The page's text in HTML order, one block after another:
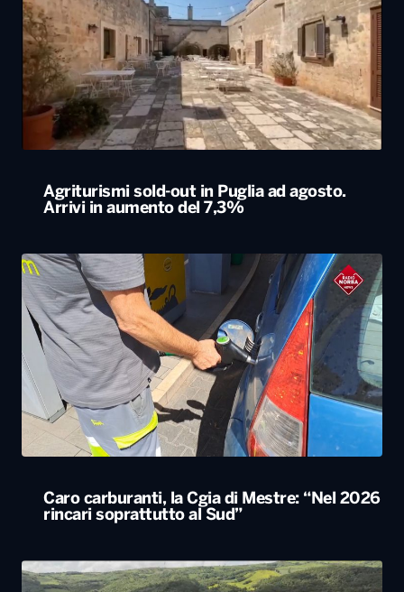
Agriturismi sold-out in Puglia ad agosto.
Arrivi in aumento del 7,3%
Caro carburanti, la Cgia di Mestre: “Nel 2026
rincari soprattutto al Sud”